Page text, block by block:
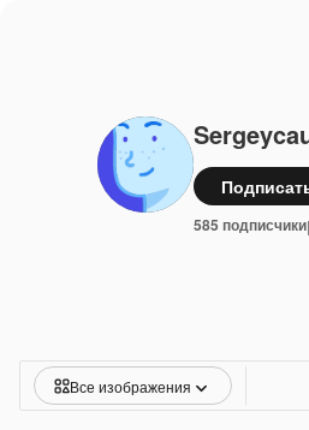
585 подписчики|
Все изображения